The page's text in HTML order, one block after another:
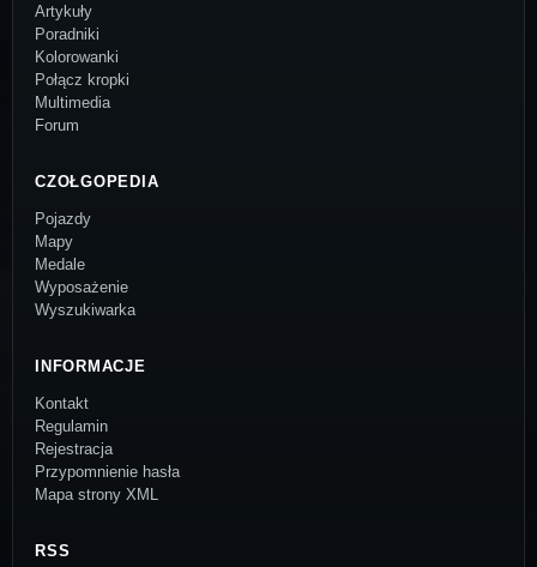
Artykuły
Poradniki
Kolorowanki
Połącz kropki
Multimedia
Forum
CZOŁGOPEDIA
Pojazdy
Mapy
Medale
Wyposażenie
Wyszukiwarka
INFORMACJE
Kontakt
Regulamin
Rejestracja
Przypomnienie hasła
Mapa strony XML
RSS